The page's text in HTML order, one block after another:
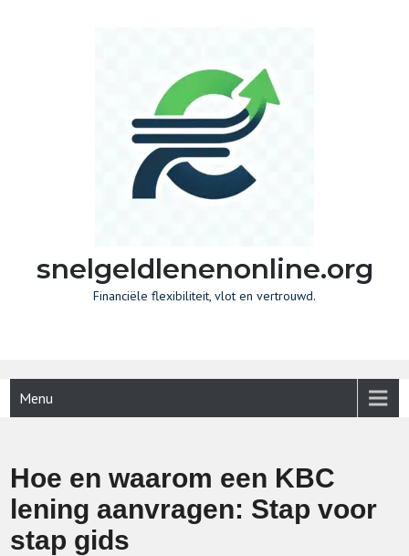
snelgeldlenenonline.org
Financiële flexibiliteit, vlot en vertrouwd.
Menu
Hoe en waarom een KBC
lening aanvragen: Stap voor
stap gids